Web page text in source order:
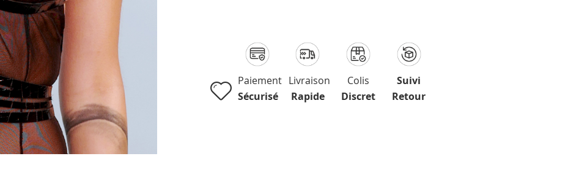
Paiement
Sécurisé
Livraison
Rapide
Colis
Discret
Suivi
Retour